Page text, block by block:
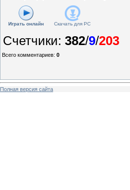
Играть онлайн Скачать для PC
Счетчики: 382/9/203
Всего комментариев: 0
Полная версия сайта